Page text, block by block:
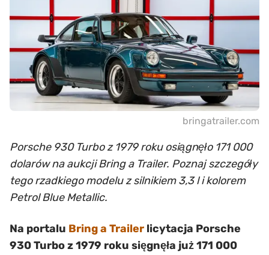
bringatrailer.com
Porsche 930 Turbo z 1979 roku osiągnęło 171 000
dolarów na aukcji Bring a Trailer. Poznaj szczegóły
tego rzadkiego modelu z silnikiem 3,3 l i kolorem
Petrol Blue Metallic.
Na portalu Bring a Trailer licytacja Porsche
930 Turbo z 1979 roku sięgnęła już 171 000